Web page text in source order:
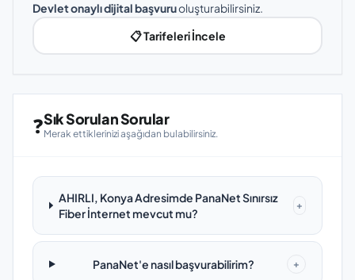
Devlet onaylı dijital başvuruoluşturabilirsiniz.
📋 Tarifeleri İncele
❓Sık Sorulan Sorular
Merak ettiklerinizi aşağıdan bulabilirsiniz.
AHIRLI, Konya Adresimde PanaNet Sınırsız
Fiber İnternet mevcut mu?
+
PanaNet'e nasıl başvurabilirim? +